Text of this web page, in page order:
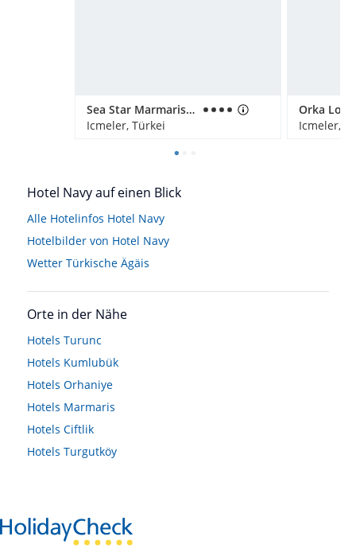
Sea Star Marmaris - Adults only
Icmeler, Türkei
Orka
Icmeler,
Hotel Navy auf einen Blick
Alle Hotelinfos Hotel Navy
Hotelbilder von Hotel Navy
Wetter Türkische Ägäis
Orte in der Nähe
Hotels Turunc
Hotels Kumlubük
Hotels Orhaniye
Hotels Marmaris
Hotels Ciftlik
Hotels Turgutköy